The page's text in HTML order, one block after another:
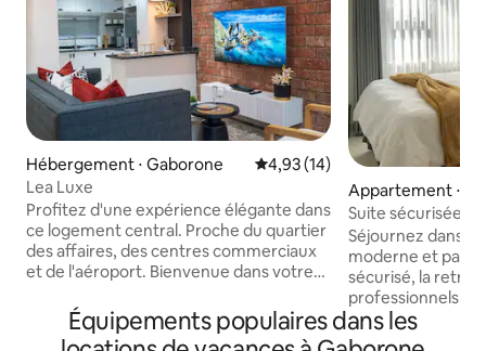
Hébergement ⋅ Gaborone Évaluation moyenne sur la
4,93 (14)
Lea Luxe
Profitez d'une expérience élégante dans
ce logement central. Proche du quartier
des affaires, des centres commerciaux
et de l'aéroport. Bienvenue dans votre
Gaborone ! À quelques minutes du
quartier des affaires, des meilleurs
Appartement ⋅
Suite sécurisée •
travail • Centre
Séjournez dans
moderne et
sécurisé, la
professionnels
Les points forts
✔ Arrivée
Équipements populaires dans les